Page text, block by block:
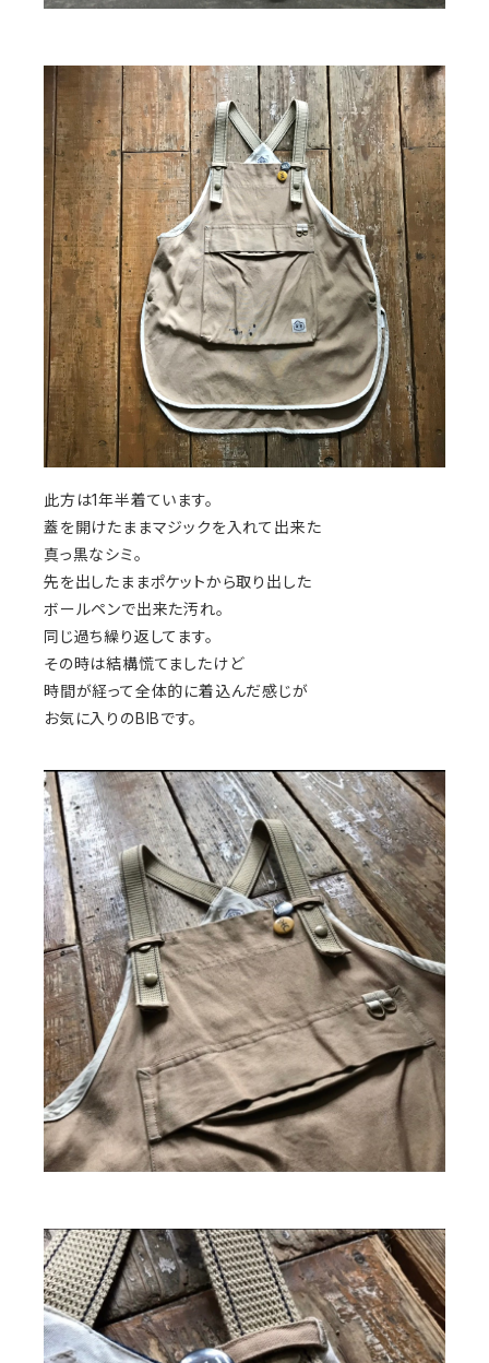
此方は1年半着ています。
蓋を開けたままマジックを入れて出来た
真っ黒なシミ。
先を出したままポケットから取り出した
ボールペンで出来た汚れ。
同じ過ち繰り返してます。
その時は結構慌てましたけど
時間が経って全体的に着込んだ感じが
お気に入りのBIBです。